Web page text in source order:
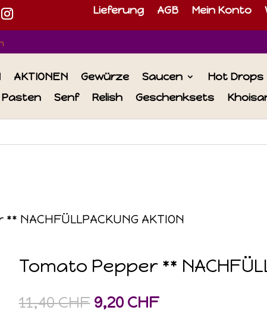
Lieferung AGB Mein Konto
AKTIONEN Gewürze Saucen Hot Drops
Senf Relish Geschenksets
NACHFÜLLPACKUNG AKTION
Tomato Pepper **
11,40CHF Ursprünglicher
9,20 CHFAktueller